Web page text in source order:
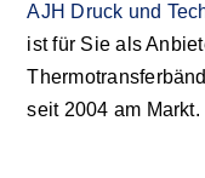
AJH Druck und
ist für Sie als
seit 2004 am Markt.